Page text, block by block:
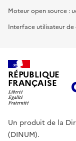
Moteur open source :
Interface utilisateur
RÉPUBLIQUE
FRANÇAISE
Un produit de la
(DINUM).